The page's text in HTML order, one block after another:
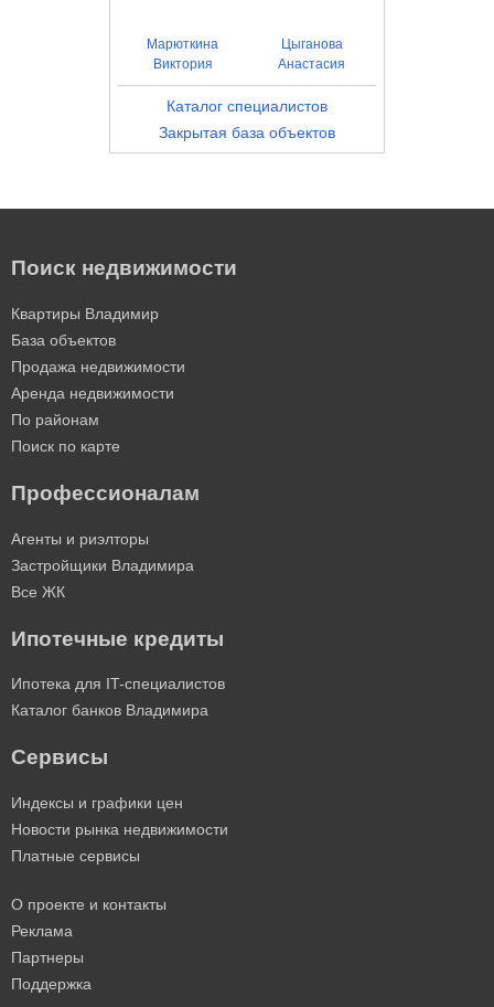
Марюткина
Виктория
Цыганова
Анастасия
Каталог специалистов
Закрытая база объектов
Поиск недвижимости
Квартиры Владимир
База объектов
Продажа недвижимости
Аренда недвижимости
По районам
Поиск по карте
Профессионалам
Агенты и риэлторы
Застройщики Владимира
Все ЖК
Ипотечные кредиты
Ипотека для IT-специалистов
Каталог банков Владимира
Сервисы
Индексы и графики цен
Новости рынка недвижимости
Платные сервисы
О проекте и контакты
Реклама
Партнеры
Поддержка